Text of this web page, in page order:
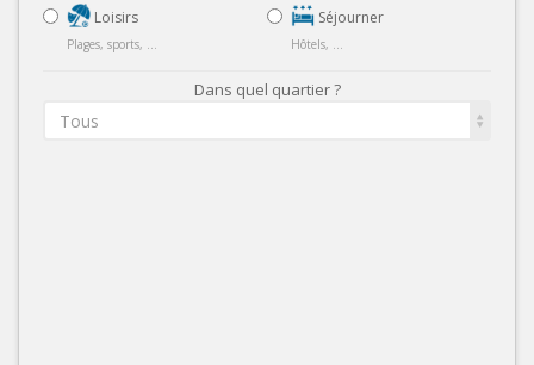
Loisirs
Plages, sports, ...
Séjourner
Hôtels, ...
Dans quel quartier ?
Tous